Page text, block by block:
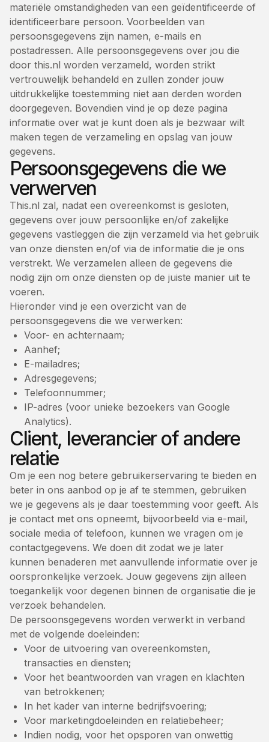
materiële omstandigheden van een geïdentificeerde of
identificeerbare persoon. Voorbeelden van
persoonsgegevens zijn namen, e-mails en
postadressen. Alle persoonsgegevens over jou die
door this.nl worden verzameld, worden strikt
vertrouwelijk behandeld en zullen zonder jouw
uitdrukkelijke toestemming niet aan derden worden
doorgegeven. Bovendien vind je op deze pagina
informatie over wat je kunt doen als je bezwaar wilt
maken tegen de verzameling en opslag van jouw
gegevens.
Persoonsgegevens die we
verwerven
This.nl zal, nadat een overeenkomst is gesloten,
gegevens over jouw persoonlijke en/of zakelijke
gegevens vastleggen die zijn verzameld via het gebruik
van onze diensten en/of via de informatie die je ons
verstrekt. We verzamelen alleen de gegevens die
nodig zijn om onze diensten op de juiste manier uit te
voeren.
Hieronder vind je een overzicht van de
persoonsgegevens die we verwerken:
Voor- en achternaam;
Aanhef;
E-mailadres;
Adresgegevens;
Telefoonnummer;
IP-adres (voor unieke bezoekers van Google
Analytics).
Client, leverancier of andere
relatie
Om je een nog betere gebruikerservaring te bieden en
beter in ons aanbod op je af te stemmen, gebruiken
we je gegevens als je daar toestemming voor geeft. Als
je contact met ons opneemt, bijvoorbeeld via e-mail,
sociale media of telefoon, kunnen we vragen om je
contactgegevens. We doen dit zodat we je later
kunnen benaderen met aanvullende informatie over je
oorspronkelijke verzoek. Jouw gegevens zijn alleen
toegankelijk voor degenen binnen de organisatie die je
verzoek behandelen.
De persoonsgegevens worden verwerkt in verband
met de volgende doeleinden:
Voor de uitvoering van overeenkomsten,
transacties en diensten;
Voor het beantwoorden van vragen en klachten
van betrokkenen;
In het kader van interne bedrijfsvoering;
Voor marketingdoeleinden en relatiebeheer;
Indien nodig, voor het opsporen van onwettig